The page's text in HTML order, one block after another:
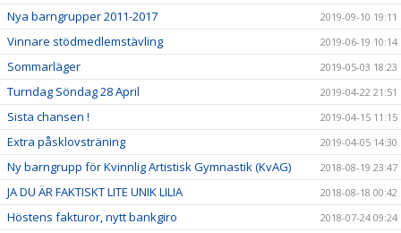
Nya barngrupper 2011-2017 2019-09-10 19:11
Vinnare stödmedlemstävling 2019-06-19 10:14
Sommarläger 2019-05-03 18:23
Turndag Söndag 28 April 2019-04-22 21:51
Sista chansen ! 2019-04-15 11:15
Extra påsklovsträning 2019-04-05 14:30
Ny barngrupp för Kvinnlig Artistisk Gymnastik (KvAG) 2018-08-19 23:47
JA DU ÄR FAKTISKT LITE UNIK LILIA 2018-08-18 00:42
Höstens fakturor, nytt bankgiro 2018-07-24 09:24